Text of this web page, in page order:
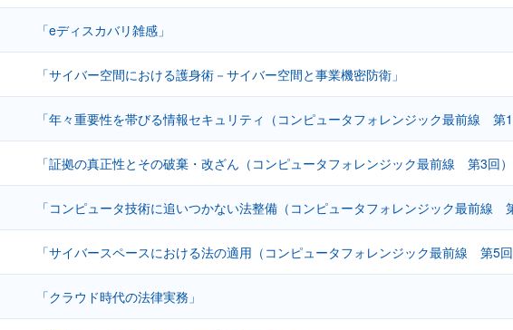
「eディスカバリ雑感」
「サイバー空間における護身術－サイバー空間と事業機密防衛」
「年々重要性を帯びる情報セキュリティ（コンピュータフォレンジック最前線 第1
「証拠の真正性とその破棄・改ざん（コンピュータフォレンジック最前線 第3回）
「コンピュータ技術に追いつかない法整備（コンピュータフォレンジック最前線
「サイバースペースにおける法の適用（コンピュータフォレンジック最前線 第5回
「クラウド時代の法律実務」